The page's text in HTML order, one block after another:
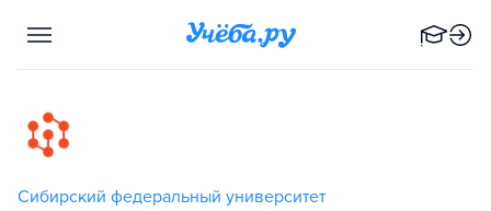
Сибирский федеральный университет